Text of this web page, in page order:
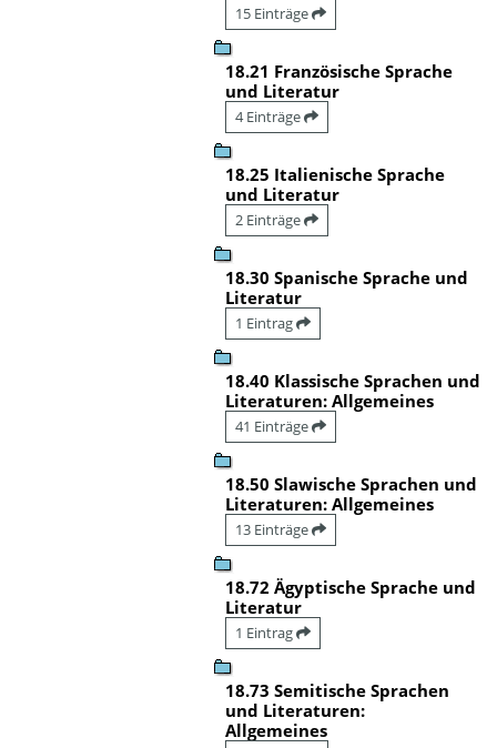
15 Einträge
18.21 Französische Sprache
und Literatur
4 Einträge
18.25 Italienische Sprache
und Literatur
2 Einträge
18.30 Spanische Sprache und
Literatur
1 Eintrag
18.40 Klassische Sprachen und
Literaturen: Allgemeines
41 Einträge
18.50 Slawische Sprachen und
Literaturen: Allgemeines
13 Einträge
18.72 Ägyptische Sprache und
Literatur
1 Eintrag
18.73 Semitische Sprachen
und Literaturen:
Allgemeines